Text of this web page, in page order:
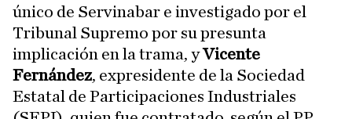
único de Servinabar e investigado por el
Tribunal Supremo por su presunta
implicación en la trama, yVicente
Fernández, expresidente de la Sociedad
Estatal de Participaciones Industriales